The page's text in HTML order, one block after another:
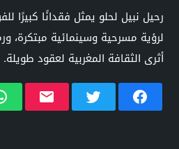
رحيل نبيل لحلو يمثل فقدانًا كبيرًا
لرؤية مسرحية وسينمائية مبتكرة،
أثرى الثقافة المغربية لعقود طويلة.